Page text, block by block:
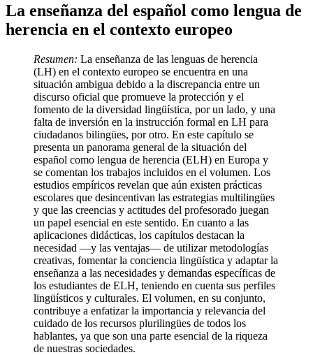
La enseñanza del español como lengua de
herencia en el contexto europeo
Resumen: La enseñanza de las lenguas de herencia
(LH) en el contexto europeo se encuentra en una
situación ambigua debido a la discrepancia entre un
discurso oficial que promueve la protección y el
fomento de la diversidad lingüística, por un lado, y una
falta de inversión en la instrucción formal en LH para
ciudadanos bilingües, por otro. En este capítulo se
presenta un panorama general de la situación del
español como lengua de herencia (ELH) en Europa y
se comentan los trabajos incluidos en el volumen. Los
estudios empíricos revelan que aún existen prácticas
escolares que desincentivan las estrategias multilingües
y que las creencias y actitudes del profesorado juegan
un papel esencial en este sentido. En cuanto a las
aplicaciones didácticas, los capítulos destacan la
necesidad —y las ventajas— de utilizar metodologías
creativas, fomentar la conciencia lingüística y adaptar la
enseñanza a las necesidades y demandas específicas de
los estudiantes de ELH, teniendo en cuenta sus perfiles
lingüísticos y culturales. El volumen, en su conjunto,
contribuye a enfatizar la importancia y relevancia del
cuidado de los recursos plurilingües de todos los
hablantes, ya que son una parte esencial de la riqueza
de nuestras sociedades.